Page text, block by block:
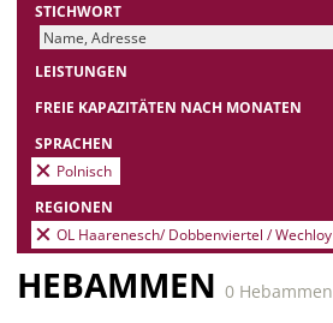
STICHWORT
LEISTUNGEN
FREIE KAPAZITÄTEN NACH MONATEN
SPRACHEN
Polnisch
REGIONEN
OL Haarenesch/ Dobbenviertel / Wechloy
HEBAMMEN 0 Hebammen